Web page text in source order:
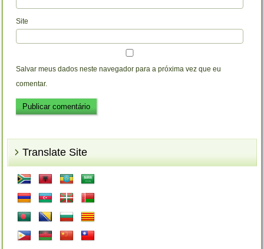
Site
Salvar meus dados neste navegador para a próxima vez que eu
comentar.
Translate Site